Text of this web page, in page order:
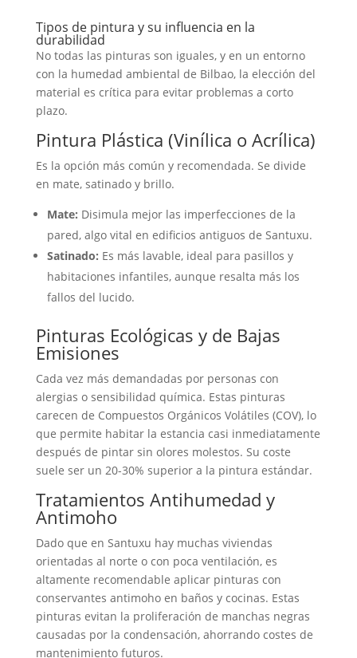
Tipos de pintura y su influencia en la
durabilidad
No todas las pinturas son iguales, y en un entorno
con la humedad ambiental de Bilbao, la elección del
material es crítica para evitar problemas a corto
plazo.
Pintura Plástica (Vinílica o Acrílica)
Es la opción más común y recomendada. Se divide
en mate, satinado y brillo.
Mate: Disimula mejor las imperfecciones de la
pared, algo vital en edificios antiguos de Santuxu.
Satinado: Es más lavable, ideal para pasillos y
habitaciones infantiles, aunque resalta más los
fallos del lucido.
Pinturas Ecológicas y de Bajas
Emisiones
Cada vez más demandadas por personas con
alergias o sensibilidad química. Estas pinturas
carecen de Compuestos Orgánicos Volátiles (COV), lo
que permite habitar la estancia casi inmediatamente
después de pintar sin olores molestos. Su coste
suele ser un 20-30% superior a la pintura estándar.
Tratamientos Antihumedad y
Antimoho
Dado que en Santuxu hay muchas viviendas
orientadas al norte o con poca ventilación, es
altamente recomendable aplicar pinturas con
conservantes antimoho en baños y cocinas. Estas
pinturas evitan la proliferación de manchas negras
causadas por la condensación, ahorrando costes de
mantenimiento futuros.